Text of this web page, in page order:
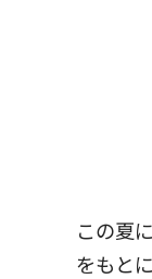
この夏
をもと